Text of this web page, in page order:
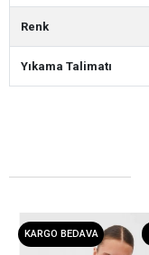
Renk
Yıkama Talimatı
KARGO BEDAVA